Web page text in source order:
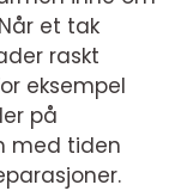
et tak
raskt
eksempel
på
med tiden